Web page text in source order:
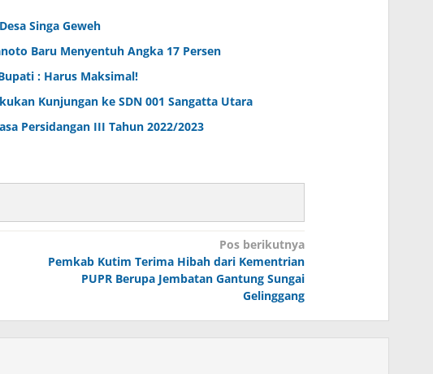
Singa Geweh
Baru Menyentuh Angka 17 Persen
: Harus Maksimal!
Kunjungan ke SDN 001 Sangatta Utara
Persidangan III Tahun 2022/2023
Pos berikutnya
Pemkab Kutim Terima Hibah dari Kementrian
PUPR Berupa Jembatan Gantung Sungai
Gelinggang